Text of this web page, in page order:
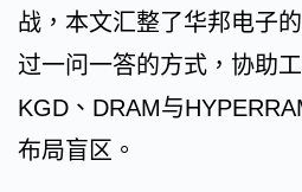
战，本文汇整了华邦电子
过一问一答的方式，协助
KGD、DRAM与
布局盲区。